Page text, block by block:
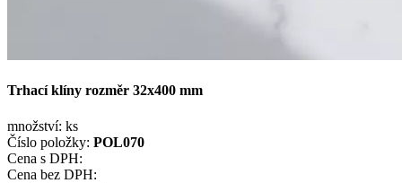
Trhací klíny rozměr 32x400 mm
množství: ks
Číslo položky: POL070
Cena s DPH:
Cena bez DPH: